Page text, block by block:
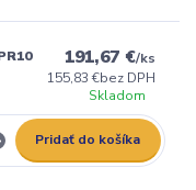
191,67 €/ks
155,83 €bez DPH
Skladom
Pridať do košíka